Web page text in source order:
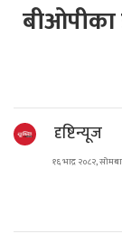
बीओपीका
दृष्टिन्यूज
१६ भाद्र २०८२,